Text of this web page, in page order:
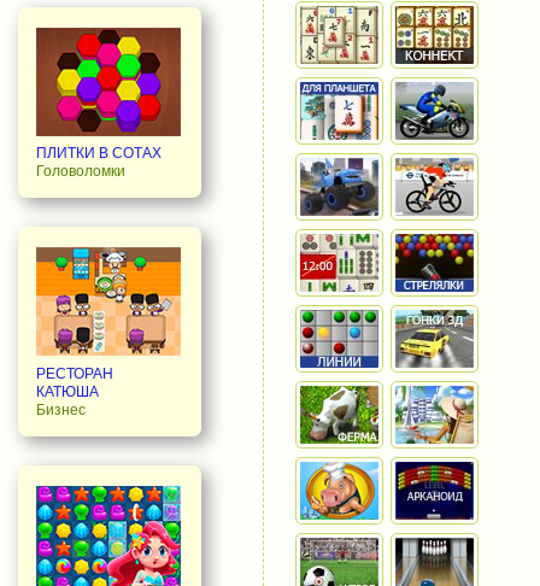
ПЛИТКИ В СОТАХ
Головоломки
РЕСТОРАН
КАТЮША
Бизнес